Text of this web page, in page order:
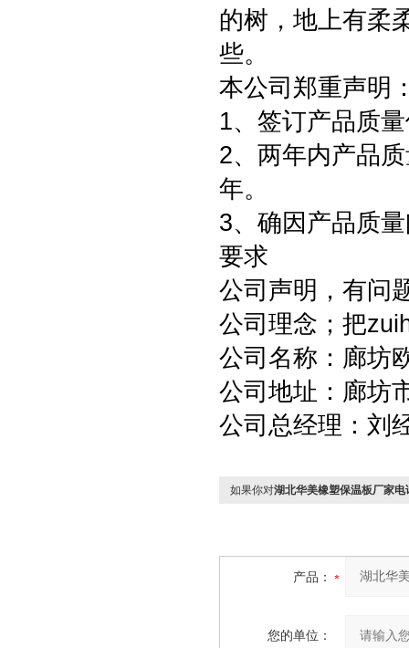
的树，地上有柔
些。
本公司郑重声明
1、签订产品质
2、两年内产品
年。
3、确因产品质
要求
公司声明，有问
公司理念；把
公司名称：廊坊
公司地址：廊坊
公司总经理：刘
如果你对湖北华美橡塑保温板厂家电
产品：
您的单位：